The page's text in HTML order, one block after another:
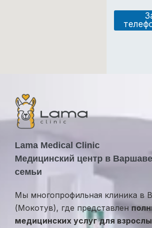
п
с
н
е
Lama Medical Clinic
Медицинский центр в
семьи
Мы многопрофильная клиника в
(Мокотув), где представлен
медицинских услуг для